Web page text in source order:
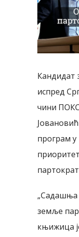
Кандидат
испред
чини
програм у
„Садашња
земље
књижица